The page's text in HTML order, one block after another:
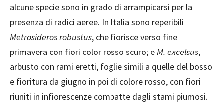
alcune specie sono in grado di arrampicarsi per la
presenza di radici aeree. In Italia sono reperibili
Metrosideros robustus, che fiorisce verso fine
primavera con fiori color rosso scuro; eM. excelsus,
arbusto con rami eretti, foglie simili a quelle del bosso
e fioritura da giugno in poi di colore rosso, con fiori
riuniti in infiorescenze compatte dagli stami piumosi.